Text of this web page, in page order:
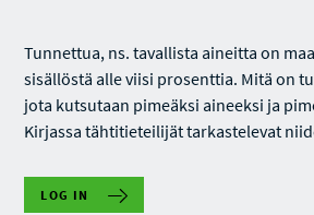
Tunnettua, ns. tavallista aineitta on
sisällöstä alle viisi prosenttia. Mitä on
jota kutsutaan pimeäksi aineeksi ja
Kirjassa tähtitieteilijät tarkastelevat
LOG IN